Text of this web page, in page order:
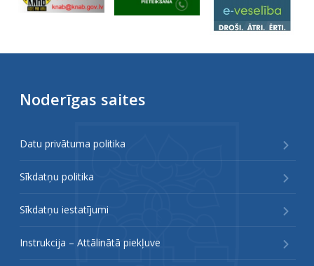
Noderīgas saites
Datu privātuma politika
Sīkdatņu politika
Sīkdatņu iestatījumi
Instrukcija – Attālinātā piekļuve